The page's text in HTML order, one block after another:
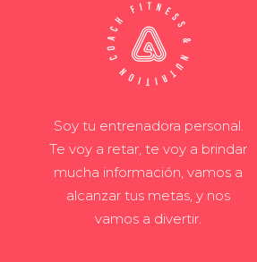
Soy tu entrenadora personal.
Te voy a retar, te voy a brindar
mucha información, vamos a
alcanzar tus metas, y nos
vamos a divertir.